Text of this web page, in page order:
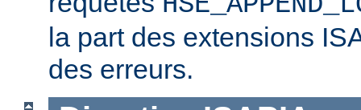
la part des extensions
des erreurs.